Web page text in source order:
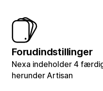
Forudindstillinger
Nexa indeholder 4
herunder Artisan